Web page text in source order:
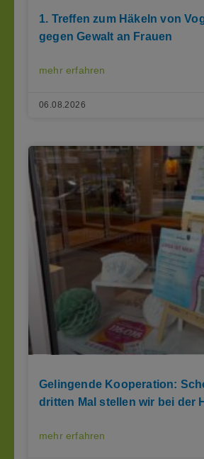
1. Treffen zum Häkeln von
gegen Gewalt an Frauen
mehr erfahren
06.08.2026
Gelingende Kooperation:
dritten Mal stellen wir bei der
mehr erfahren